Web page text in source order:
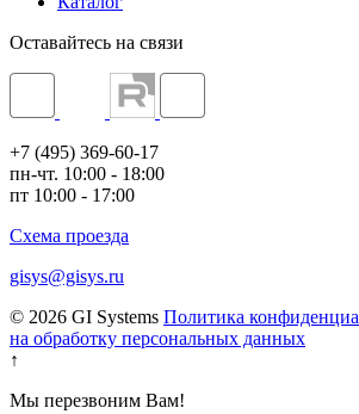
Оставайтесь на связи
+7 (495) 369-60-17
пн-чт. 10:00 - 18:00
пт 10:00 - 17:00
Схема проезда
gisys@gisys.ru
© 2026 GI Systems Политика
на обработку персональных данных
↑
Мы перезвоним Вам!